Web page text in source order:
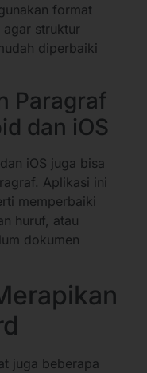
format
agar struktur
diperbaiki
Paragraf
dan iOS
iOS juga bisa
Aplikasi ini
memperbaiki
huruf, atau
dokumen
juga beberapa